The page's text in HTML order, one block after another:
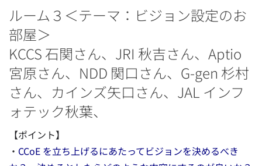
ルーム３＜テーマ：ビジョン設定のお
部屋＞
KCCS 石関さん、JRI 秋吉さん、Aptio
宮原さん、NDD 関口さん、G-gen 杉村
さん、カインズ矢口さん、JAL インフ
ォテック秋葉、
【ポイント】
・ CCoE を立ち上げるにあたってビジョンを決めるべき